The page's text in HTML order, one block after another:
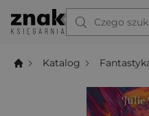
Czego
Katalog